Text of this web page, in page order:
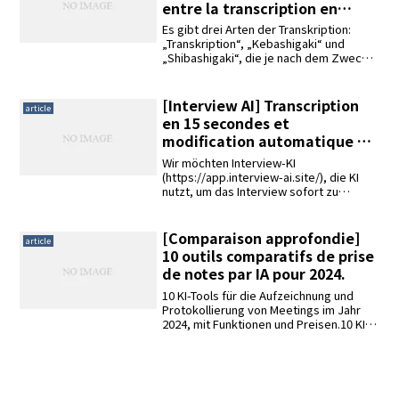
wie man sie konkret einsetzt. Mit
Interview AI werden die
Transkriptionsergebnisse automatisch
in ein natürliches Gesprächsformat
korrigiert.
entre la transcription en
texte clair, le kerfingering et
l’arrangement de texte, et la
manière de les utiliser.
Es gibt drei Arten der Transkription:
„Transkription“, „Kebashigaki“ und
„Shibashigaki“, die je nach dem Zweck
„Textvorbereitung“, „Transkription“ und
„Kebabari“ die teuersten. Dieser Artikel
enthält auch Beispiele für eine effiziente
Transkription und automatisierte
Bearbeitung von Interviews mit Hilfe von
KI.
article
[Interview AI] Transcription
en 15 secondes et
modification automatique en
format conversationnel
éprouvées et testées.
Wir möchten Interview-KI
(https://app.interview-ai.site/), die KI
nutzt, um das Interview sofort zu
konvertieren, mit einer Audiodatei eines
echten Interviews ausprobieren. Die
Audiodatei, die wir verwenden werden,
ist ein 25-minütiges Audio-Interview
über den Werdegang eines Arztes.
article
[Comparaison approfondie]
10 outils comparatifs de prise
de notes par IA pour 2024.
10 KI-Tools für die Aufzeichnung und
Protokollierung von Meetings im Jahr
2024, mit Funktionen und Preisen.10 KI-